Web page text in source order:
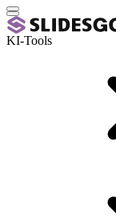
KI-Tools